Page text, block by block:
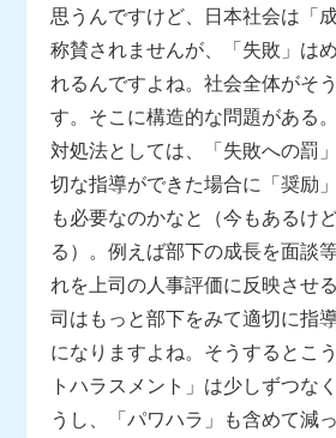
思うんですけど、日本社会は「
称賛されませんが、「失敗」は
れるんですよね。社会全体がそ
す。そこに構造的な問題がある
対処法としては、「失敗への罰
切な指導ができた場合に「奨励
も必要なのかなと（今もあるけ
る）。例えば部下の成長を面談
れを上司の人事評価に反映させ
司はもっと部下をみて適切に指
になりますよね。そうするとこ
トハラスメント」は少しずつな
うし、「パワハラ」も含めて減